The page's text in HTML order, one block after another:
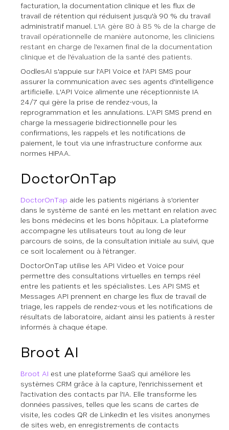
facturation, la documentation clinique et les flux de
travail de rétention qui réduisent jusqu'à 90 % du travail
administratif manuel. L'IA gère 80 à 85 % de la charge de
travail opérationnelle de manière autonome, les cliniciens
restant en charge de l'examen final de la documentation
clinique et de l'évaluation de la santé des patients.
OodlesAI s'appuie sur l'API Voice et l'API SMS pour
assurer la communication avec ses agents d'intelligence
artificielle. L'API Voice alimente une réceptionniste IA
24/7 qui gère la prise de rendez-vous, la
reprogrammation et les annulations. L'API SMS prend en
charge la messagerie bidirectionnelle pour les
confirmations, les rappels et les notifications de
paiement, le tout via une infrastructure conforme aux
normes HIPAA.
DoctorOnTap
DoctorOnTap aide les patients nigérians à s'orienter
dans le système de santé en les mettant en relation avec
les bons médecins et les bons hôpitaux. La plateforme
accompagne les utilisateurs tout au long de leur
parcours de soins, de la consultation initiale au suivi, que
ce soit localement ou à l'étranger.
DoctorOnTap utilise les API Video et Voice pour
permettre des consultations virtuelles en temps réel
entre les patients et les spécialistes. Les API SMS et
Messages API prennent en charge les flux de travail de
triage, les rappels de rendez-vous et les notifications de
résultats de laboratoire, aidant ainsi les patients à rester
informés à chaque étape.
Broot AI
Broot AI est une plateforme SaaS qui améliore les
systèmes CRM grâce à la capture, l'enrichissement et
l'activation des contacts par l'IA. Elle transforme les
données passives, telles que les scans de cartes de
visite, les codes QR de LinkedIn et les visites anonymes
de sites web, en enregistrements de contacts